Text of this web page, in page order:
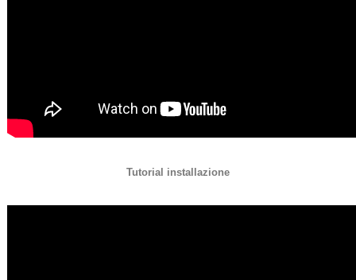
Tutorial installazione